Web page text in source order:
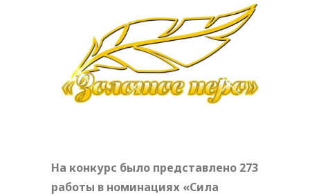
На конкурс было представлено 273
работы в номинациях «Сила